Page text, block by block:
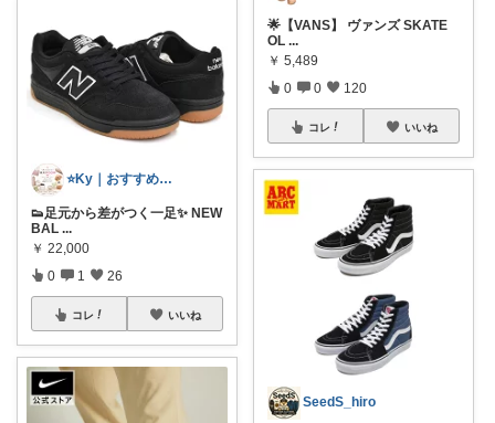
⭐️Ky｜おすすめセレクト⭐️
👟足元から差がつく一足✨ NEW
BAL ...
￥ 22,000
0 1 26
コレ いいね
🌟【VANS】 ヴァンズ SKATE
OL ...
￥ 5,489
0 0 120
コレ いいね
SeedS_hiro